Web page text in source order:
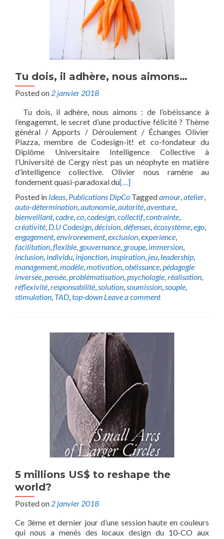
Tu dois, il adhère, nous aimons…
Posted on 2 janvier 2018
Tu dois, il adhère, nous aimons : de l’obéissance à
l’engagemnt, le secret d’une productive félicité ? Thème
général / Apports / Déroulement / Échanges Olivier
Piazza, membre de Codesign-it! et co-fondateur du
Diplôme Universitaire Intelligence Collective à
l’Université de Cergy n’est pas un néophyte en matière
d’intelligence collective. Olivier nous ramène au
fondement quasi-paradoxal du[…]
Posted in Ideas, Publications DipCo Taggedamour,atelier,
auto-détermination,autonomie,autorité,aventure,
bienveillant,cadre,co,codesign,collectif,contrainte,
créativité, D.U Codesign,décision,défenses,écosystème,ego,
engagement,environnement,exclusion,experience,
facilitation,flexible,gouvernance,groupe, immersion,
inclusion, individu, injonction, inspiration, jeu, leadership,
management,modèle,motivation,obéissance,pédagogie
inversée,pensée,problématisation,psychologie,réalisation,
réflexivité,responsabilité,solution,soumission,souple,
stimulation, TAD,top-down Leave a comment
5 millions US$ to reshape the
world?
Posted on 2 janvier 2018
Ce 3ème et dernier jour d’une session haute en couleurs
qui nous a menés des locaux design du 10-CO aux